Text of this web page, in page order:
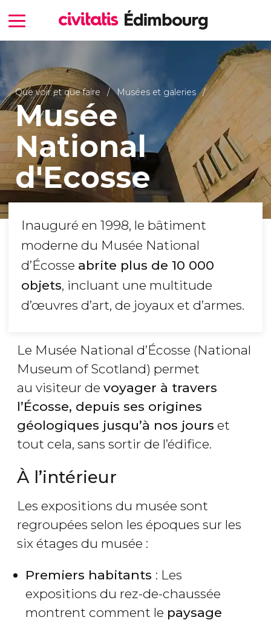
Que voir et que faire Musées et galeries
Musée
National
d'Ecosse
Inauguré en 1998, le bâtiment
moderne du Musée National
d’Écosse abrite plus de 10 000
objets, incluant une multitude
d’œuvres d’art, de joyaux et d’armes.
Le Musée National d’Écosse (National
Museum of Scotland) permet
au visiteur de voyager à travers
l’Écosse, depuis ses origines
géologiques jusqu’à nos jours et
tout cela, sans sortir de l’édifice.
À l’intérieur
Les expositions du musée sont
regroupées selon les époques sur les
six étages du musée :
Premiers habitants : Les
expositions du rez-de-chaussée
montrent comment le paysage